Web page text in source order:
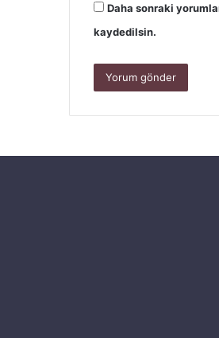
Daha sonraki
kaydedilsin.